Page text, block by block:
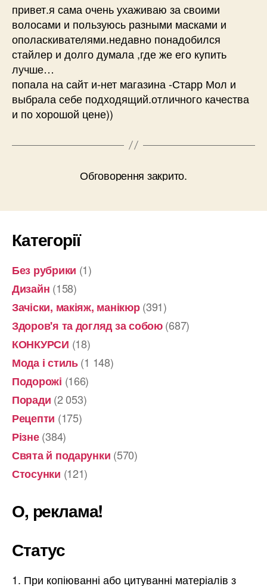
привет.я сама очень ухаживаю за своими
волосами и пользуюсь разными масками и
ополаскивателями.недавно понадобился
стайлер и долго думала ,где же его купить
лучше…
попала на сайт и-нет магазина -Старр Мол и
выбрала себе подходящий.отличного качества
и по хорошой цене))
Обговорення закрито.
Категорії
Без рубрики (1)
Дизайн (158)
Зачіски, макіяж, манікюр(391)
Здоров'я та догляд за собою(687)
КОНКУРСИ (18)
Мода і стиль(1 148)
Подорожі (166)
Поради (2 053)
Рецепти (175)
Різне(384)
Свята й подарунки (570)
Стосунки (121)
О, реклама!
Статус
При копіюванні або цитуванні матеріалів з